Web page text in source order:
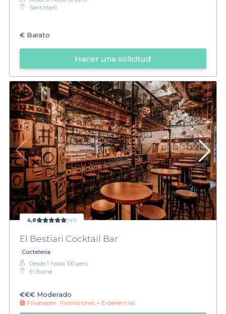
Sant Marti
€ Barato
Hacer una solicitud
4,8 (41)
El Bestiari Cocktail Bar
Coctelería
Desde 1 hasta 100 pers.
El Borne
€€€ Moderado
Privateaser : Promociónes + Experiencias